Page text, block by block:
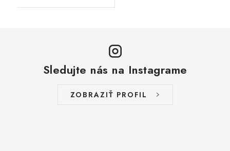
Sledujte nás na Instagrame
ZOBRAZIŤ PROFIL